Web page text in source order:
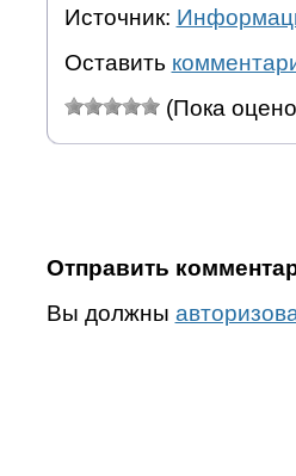
Источник:
Оставить
(Пока
Отправить
Вы должны